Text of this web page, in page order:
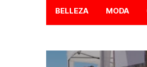
BELLEZA MODA